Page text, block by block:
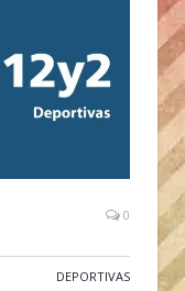
0
DEPORTIVAS